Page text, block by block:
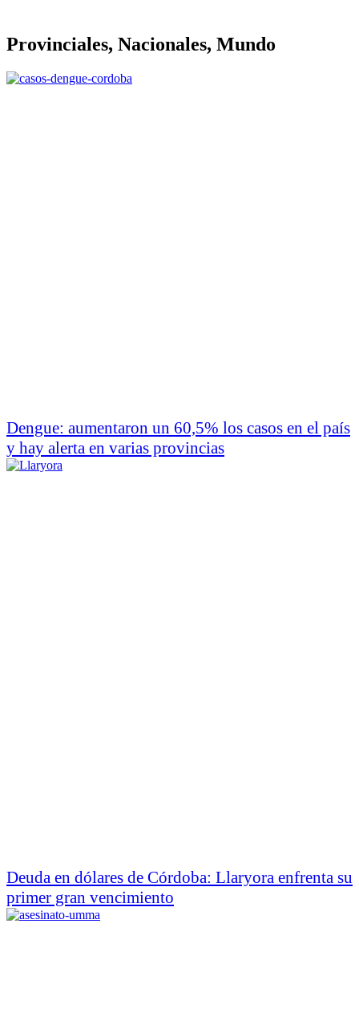
Provinciales, Nacionales, Mundo
Dengue: aumentaron un 60,5% los casos en el país
y hay alerta en varias provincias
Deuda en dólares de Córdoba: Llaryora enfrenta su
primer gran vencimiento